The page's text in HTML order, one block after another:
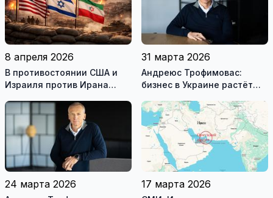
8 апреля 2026
В противостоянии США и
Израиля против Ирана
перемирие
31 марта 2026
Андреюс Трофимовас:
бизнес в Украине растёт
24 марта 2026 17 марта 2026